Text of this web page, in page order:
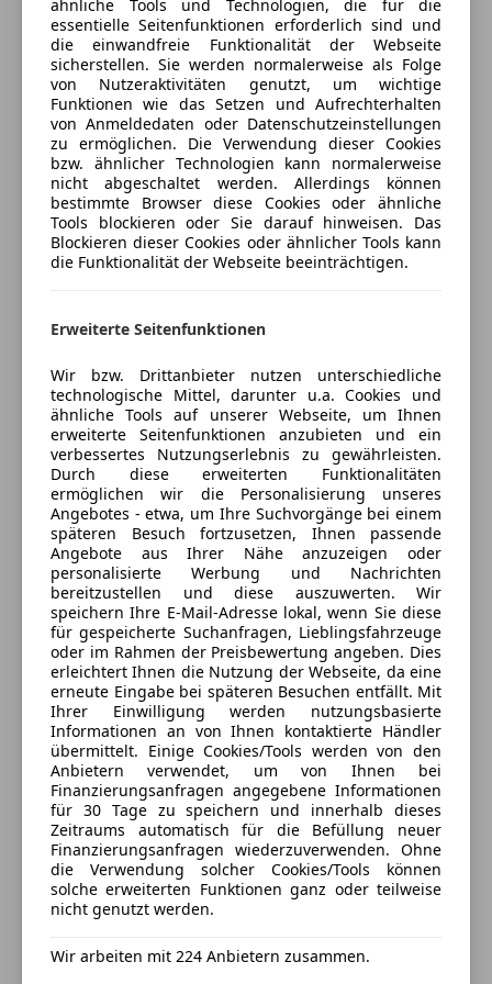
Radio
USB
Sicherheit
ABS
Abstandswarner
Airbag hinten
Beifahrerairbag
ESP
Fahrerairbag
Isofix
LED-Scheinwerfer
LED-Tagfahrlicht
Müdigkeitswarnsystem
Nebelscheinwerfer
Notbremsassistent
Notrufsystem
Reifendruckkontrollsystem
Seitenairbag
Servolenkung
Spurhalteassistent
Tagfahrlicht
Traktionskontrolle
Zentralverriegelung
Zentralverriegelung mit Funkfernbedienung
Extras
Alufelgen
Dachreling
Elektronische Parkbremse
Innenspiegel automatisch abblendend
Spoiler
Sprachsteuerung
Überstellungskennzeichen können je nach
Verfügbarkeit zur Verfügung gestellt werden (blaue
Probenummer...).
Irrtümer, Druck, Schreibfehler und Zwischenverkauf
vorbehalten.
undefined
Airbag Beifahrerseite abschaltbar
Antischlupfregelung (ASR)
Audio-Navigationssystem Ford SD (mit Ford SYNC 4
und Touchscreen-Farbdisplay)
Außenspiegel elektr. anklappbar
Außenspiegel elektr. verstell- und heizbar
Blinkleuchte in Außenspiegel integriert
Bord-/Verbrauchscomputer
Crossover-Body-Kit
Dachhimmel Stoff
Dachreling schwarz
Dachspoiler Wagenfarbe
Dimmer Instrumentenbeleuchtung
Elektr. Bremskraftverteilung (EBD)
Elektron. Stabilitäts-Programm (ESP)
Fahrassistenz-System: Berganfahr-Assistent (Hill-
Holder)
Fahrassistenz-System: Notbrems-Assistent
Fahrassistenz-System: Pre-Collision-System
Fahrassistenz-System: Pre-Collision-System
Fahrassistenz-System: Spurhalteassistent
Farbdisplay für Bordcomputer
Komfortschließung
anpassen
Freischaden-Gutschein ab Stufe 0
Auto einfach online versichern & Rabatt holen
Jetzt berechnen
Verkäufer Händler
5 Sterne
Anbieter auf AutoScout24 seit 2012
AMB - Thöni - Verkaufszeiten
Geöffnet
Schließt um 18:00
Ziegeleistr. 4,
5020 Salzburg, AT
Kontakt
Alexander Thöni
Alle Fahrzeuge des Anbieters
Anbieter kontaktieren
Deine Nachricht
ähnliche Tools und Technologien, die für die
essentielle Seitenfunktionen erforderlich sind und
die einwandfreie Funktionalität der Webseite
sicherstellen. Sie werden normalerweise als Folge
von Nutzeraktivitäten genutzt, um wichtige
Funktionen wie das Setzen und Aufrechterhalten
von Anmeldedaten oder Datenschutzeinstellungen
zu ermöglichen. Die Verwendung dieser Cookies
bzw. ähnlicher Technologien kann normalerweise
nicht abgeschaltet werden. Allerdings können
bestimmte Browser diese Cookies oder ähnliche
Tools blockieren oder Sie darauf hinweisen. Das
Blockieren dieser Cookies oder ähnlicher Tools kann
die Funktionalität der Webseite beeinträchtigen.
Erweiterte Seitenfunktionen
Wir bzw. Drittanbieter nutzen unterschiedliche
technologische Mittel, darunter u.a. Cookies und
ähnliche Tools auf unserer Webseite, um Ihnen
erweiterte Seitenfunktionen anzubieten und ein
verbessertes Nutzungserlebnis zu gewährleisten.
Durch diese erweiterten Funktionalitäten
ermöglichen wir die Personalisierung unseres
Angebotes - etwa, um Ihre Suchvorgänge bei einem
späteren Besuch fortzusetzen, Ihnen passende
Angebote aus Ihrer Nähe anzuzeigen oder
personalisierte Werbung und Nachrichten
bereitzustellen und diese auszuwerten. Wir
speichern Ihre E-Mail-Adresse lokal, wenn Sie diese
für gespeicherte Suchanfragen, Lieblingsfahrzeuge
oder im Rahmen der Preisbewertung angeben. Dies
erleichtert Ihnen die Nutzung der Webseite, da eine
erneute Eingabe bei späteren Besuchen entfällt. Mit
Ihrer Einwilligung werden nutzungsbasierte
Informationen an von Ihnen kontaktierte Händler
übermittelt. Einige Cookies/Tools werden von den
Anbietern verwendet, um von Ihnen bei
Finanzierungsanfragen angegebene Informationen
für 30 Tage zu speichern und innerhalb dieses
Zeitraums automatisch für die Befüllung neuer
Finanzierungsanfragen wiederzuverwenden. Ohne
die Verwendung solcher Cookies/Tools können
solche erweiterten Funktionen ganz oder teilweise
nicht genutzt werden.
Wir arbeiten mit 224 Anbietern zusammen.